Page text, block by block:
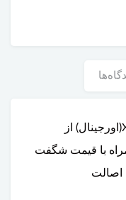
خرید نگه دارنده مه شکن ولوو XC90(اورجینال) از
با قیمت شگفت
اصالت